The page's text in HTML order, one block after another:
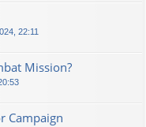
22:11
Mission?
Campaign